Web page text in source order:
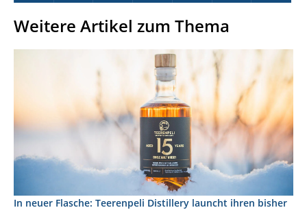
Weitere Artikel zum Thema
In neuer Flasche: Teerenpeli Distillery launcht ihren bisher